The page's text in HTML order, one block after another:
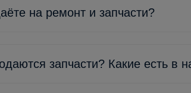
на ремонт и запчасти?
запчасти? Какие есть в